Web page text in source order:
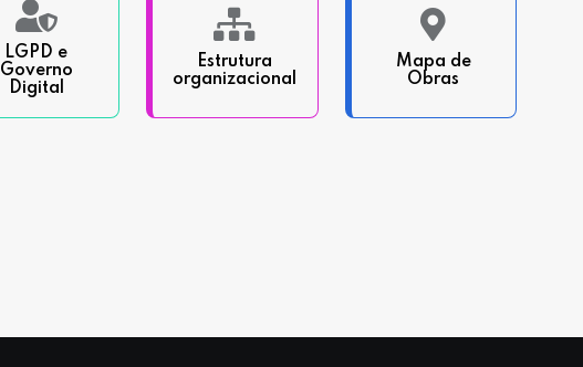
LGPD e
Governo
Digital
Estrutura
organizacional
Mapa de
Obras